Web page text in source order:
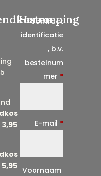
3,95
5,95
Herroeping
Contract
identificatie
, b.v.
bestelnum
mer *
E-mail *
Voornaam